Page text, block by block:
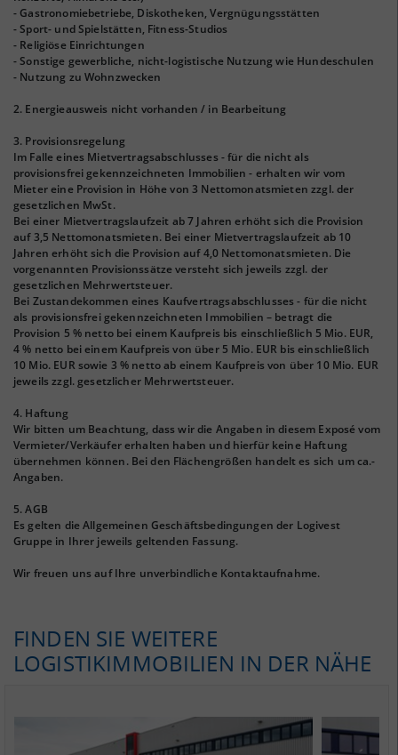
- Gastronomiebetriebe, Diskotheken, Vergnügungsstätten
- Sport- und Spielstätten, Fitness-Studios
- Religiöse Einrichtungen
- Sonstige gewerbliche, nicht-logistische Nutzung wie Hundeschulen
- Nutzung zu Wohnzwecken
2. Energieausweis nicht vorhanden / in Bearbeitung
3. Provisionsregelung
Im Falle eines Mietvertragsabschlusses - für die nicht als
provisionsfrei gekennzeichneten Immobilien - erhalten wir vom
Mieter eine Provision in Höhe von 3 Nettomonatsmieten zzgl. der
gesetzlichen MwSt.
Bei einer Mietvertragslaufzeit ab 7 Jahren erhöht sich die Provision
auf 3,5 Nettomonatsmieten. Bei einer Mietvertragslaufzeit ab 10
Jahren erhöht sich die Provision auf 4,0 Nettomonatsmieten. Die
vorgenannten Provisionssätze versteht sich jeweils zzgl. der
gesetzlichen Mehrwertsteuer.
Bei Zustandekommen eines Kaufvertragsabschlusses - für die nicht
als provisionsfrei gekennzeichneten Immobilien – betragt die
Provision 5 % netto bei einem Kaufpreis bis einschließlich 5 Mio. EUR,
4 % netto bei einem Kaufpreis von über 5 Mio. EUR bis einschließlich
10 Mio. EUR sowie 3 % netto ab einem Kaufpreis von über 10 Mio. EUR
jeweils zzgl. gesetzlicher Mehrwertsteuer.
4. Haftung
Wir bitten um Beachtung, dass wir die Angaben in diesem Exposé vom
Vermieter/Verkäufer erhalten haben und hierfür keine Haftung
übernehmen können. Bei den Flächengrößen handelt es sich um ca.-
Angaben.
5. AGB
Es gelten die Allgemeinen Geschäftsbedingungen der Logivest
Gruppe in Ihrer jeweils geltenden Fassung.
Wir freuen uns auf Ihre unverbindliche Kontaktaufnahme.
FINDEN SIE WEITERE
LOGISTIKIMMOBILIEN IN DER NÄHE